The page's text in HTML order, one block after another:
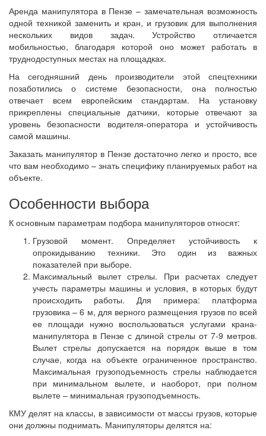
Аренда манипулятора в Пензе – замечательная возможность
одной техникой заменить и кран, и грузовик для выполнения
нескольких видов задач. Устройство отличается
мобильностью, благодаря которой оно может работать в
труднодоступных местах на площадках.
На сегодняшний день производители этой спецтехники
позаботились о системе безопасности, она полностью
отвечает всем европейским стандартам. На установку
прикреплены специальные датчики, которые отвечают за
уровень безопасности водителя-оператора и устойчивость
самой машины.
Заказать манипулятор в Пензе достаточно легко и просто, все
что вам необходимо – знать специфику планируемых работ на
объекте.
Особенности выбора
К основным параметрам подбора манипуляторов относят:
Грузовой момент. Определяет устойчивость к
опрокидыванию техники. Это один из важных
показателей при выборе.
Максимальный вылет стрелы. При расчетах следует
учесть параметры машины и условия, в которых будут
происходить работы. Для примера: платформа
грузовика – 6 м, для верного размещения грузов по всей
ее площади нужно воспользоваться услугами крана-
манипулятора в Пензе с длиной стрелы от 7-9 метров.
Вылет стрелы допускается на порядок выше в том
случае, когда на объекте ограниченное пространство.
Максимальная грузоподъемность стрелы наблюдается
при минимальном вылете, и наоборот, при полном
вылете – минимальная грузоподъемность.
КМУ делят на классы, в зависимости от массы грузов, которые
они должны поднимать. Манипуляторы делятся на: